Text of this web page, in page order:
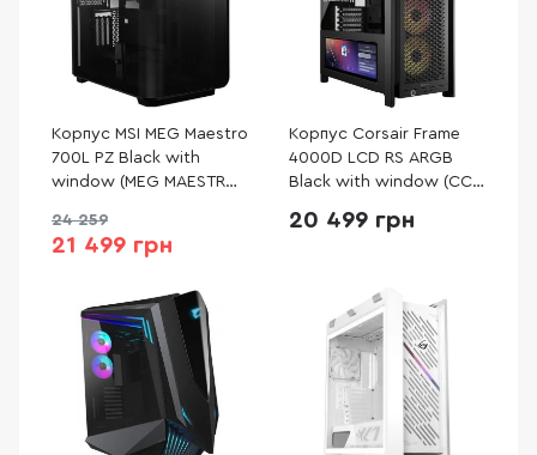
Корпус MSI MEG Maestro
700L PZ Black with
window (MEG MAESTRO
24 259
21 499 грн
Корпус Corsair Frame
4000D LCD RS ARGB
Black with window (CC-
20 499 грн